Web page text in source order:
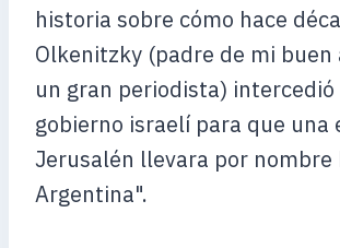
historia sobre cómo hace
Olkenitzky (padre de mi buen
un gran periodista)
gobierno israelí para que una
Jerusalén llevara por nombre
Argentina".